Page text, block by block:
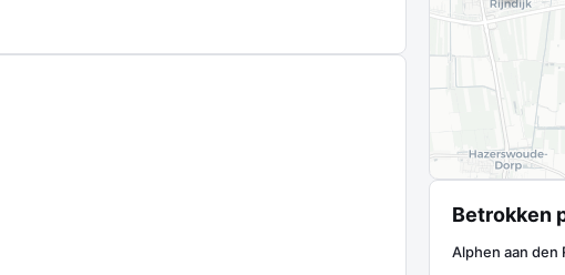
Betrokken
Alphen aan den